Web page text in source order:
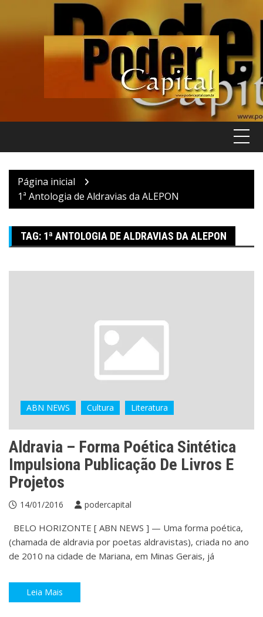
Página inicial
1ª Antologia de Aldravias da ALEPON
TAG: 1ª ANTOLOGIA DE ALDRAVIAS DA ALEPON
ABN NEWS Cultura Literatura
Aldravia – Forma Poética Sintética
Impulsiona Publicação De Livros E
Projetos
14/01/2016 podercapital
BELO HORIZONTE [ ABN NEWS ] — Uma forma poética,
(chamada de aldravia por poetas aldravistas), criada no ano
de 2010 na cidade de Mariana, em Minas Gerais, já
Leia Mais